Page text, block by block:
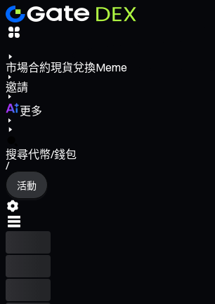
市場合約現貨兌換Meme
邀請
更多
搜尋代幣/錢包
/
活動